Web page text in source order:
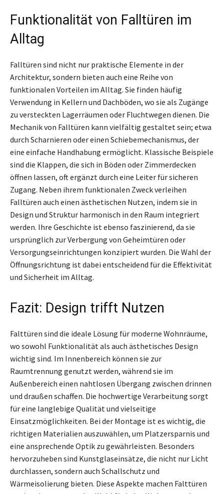
Funktionalität von Falltüren im
Alltag
Falltüren sind nicht nur praktische Elemente in der
Architektur, sondern bieten auch eine Reihe von
funktionalen Vorteilen im Alltag. Sie finden häufig
Verwendung in Kellern und Dachböden, wo sie als Zugänge
zu versteckten Lagerräumen oder Fluchtwegen dienen. Die
Mechanik von Falltüren kann vielfältig gestaltet sein; etwa
durch Scharnieren oder einen Schiebemechanismus, der
eine einfache Handhabung ermöglicht. Klassische Beispiele
sind die Klappen, die sich in Böden oder Zimmerdecken
öffnen lassen, oft ergänzt durch eine Leiter für sicheren
Zugang. Neben ihrem funktionalen Zweck verleihen
Falltüren auch einen ästhetischen Nutzen, indem sie in
Design und Struktur harmonisch in den Raum integriert
werden. Ihre Geschichte ist ebenso faszinierend, da sie
ursprünglich zur Verbergung von Geheimtüren oder
Versorgungseinrichtungen konzipiert wurden. Die Wahl der
Öffnungsrichtung ist dabei entscheidend für die Effektivität
und Sicherheit im Alltag.
Fazit: Design trifft Nutzen
Falttüren sind die ideale Lösung für moderne Wohnräume,
wo sowohl Funktionalität als auch ästhetisches Design
wichtig sind. Im Innenbereich können sie zur
Raumtrennung genutzt werden, während sie im
Außenbereich einen nahtlosen Übergang zwischen drinnen
und draußen schaffen. Die hochwertige Verarbeitung sorgt
für eine langlebige Qualität und vielseitige
Einsatzmöglichkeiten. Bei der Montage ist es wichtig, die
richtigen Materialien auszuwählen, um Platzersparnis und
eine ansprechende Optik zu gewährleisten. Besonders
hervorzuheben sind Kunstglaseinsätze, die nicht nur Licht
durchlassen, sondern auch Schallschutz und
Wärmeisolierung bieten. Diese Aspekte machen Falttüren